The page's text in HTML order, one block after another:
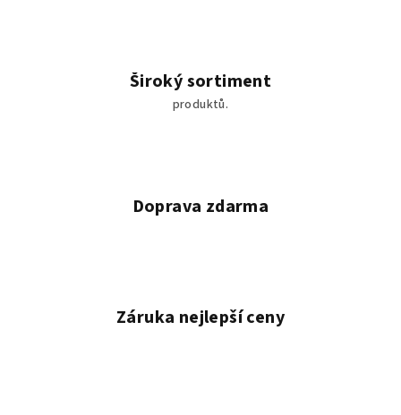
Široký sortiment
produktů.
Doprava zdarma
Záruka nejlepší ceny